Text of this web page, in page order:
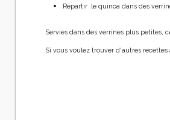
Répartir le quinoa dans des
Servies dans des verrines plus petites,
Si vous voulez trouver d'autres